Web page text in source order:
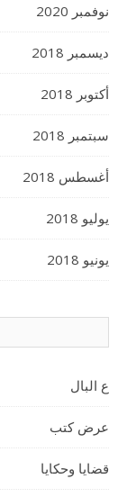
نوفمبر 2020
ديسمبر 2018
أكتوبر 2018
سبتمبر 2018
أغسطس 2018
يوليو 2018
يونيو 2018
ع البال
عرض كتب
قضايا وحكايا